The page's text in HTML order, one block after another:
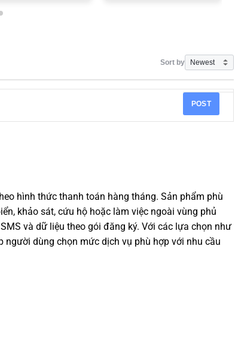
Sort by
POST
hình thức thanh toán hàng tháng. Sản phẩm phù
khảo sát, cứu hộ hoặc làm việc ngoài vùng phủ
và dữ liệu theo gói đăng ký. Với các lựa chọn như
người dùng chọn mức dịch vụ phù hợp với nhu cầu